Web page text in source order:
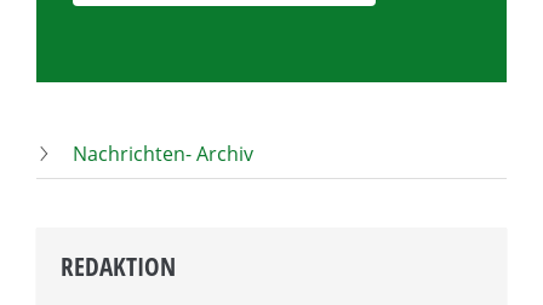
Nachrichten- Archiv
REDAKTION